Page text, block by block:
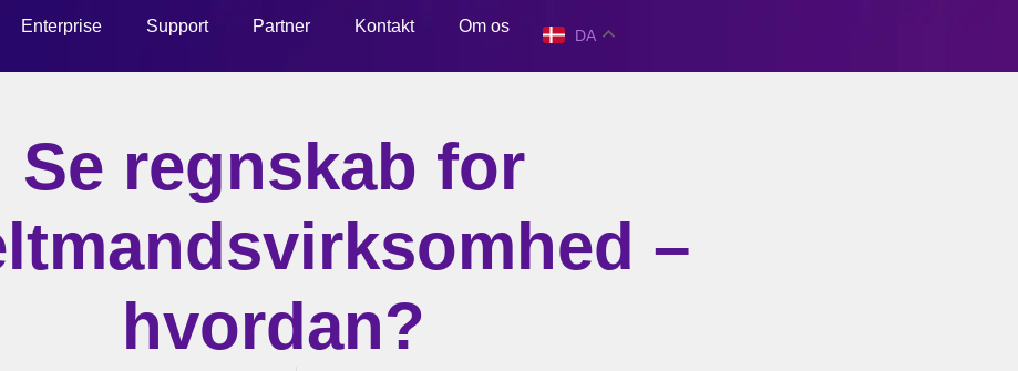
Enterprise Support Partner Kontakt Om os DA
Se regnskab for
–
hvordan?